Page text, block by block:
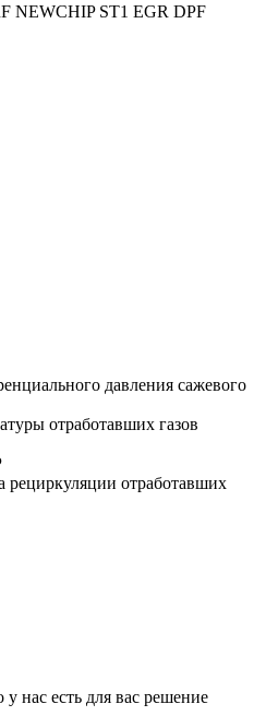
NEWCHIP ST1 EGR DPF
давления сажевого
отработавших газов
рециркуляции отработавших
нас есть для вас решение